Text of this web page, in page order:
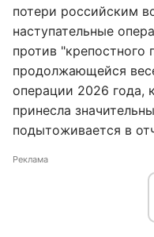
потери российским
наступательные
против "крепостного
продолжающейся
операции 2026 года,
принесла
подытоживается в
Реклама